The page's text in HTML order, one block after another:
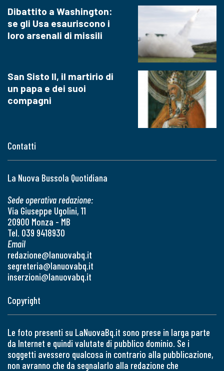
Contatti
La Nuova Bussola Quotidiana
Sede operativa redazione:
Via Giuseppe Ugolini, 11
20900 Monza - MB
Tel. 039 9418930
Email
redazione@lanuovabq.it
segreteria@lanuovabq.it
inserzioni@lanuovabq.it
Dibattito a Washington:
se gli Usa esauriscono i
loro arsenali di missili
San Sisto II, il martirio di
un papa e dei suoi
compagni
Copyright
Le foto presenti su LaNuovaBq.it sono prese in larga parte
da Internet e quindi valutate di pubblico dominio. Se i
soggetti avessero qualcosa in contrario alla pubblicazione,
non avranno che da segnalarlo alla redazione che